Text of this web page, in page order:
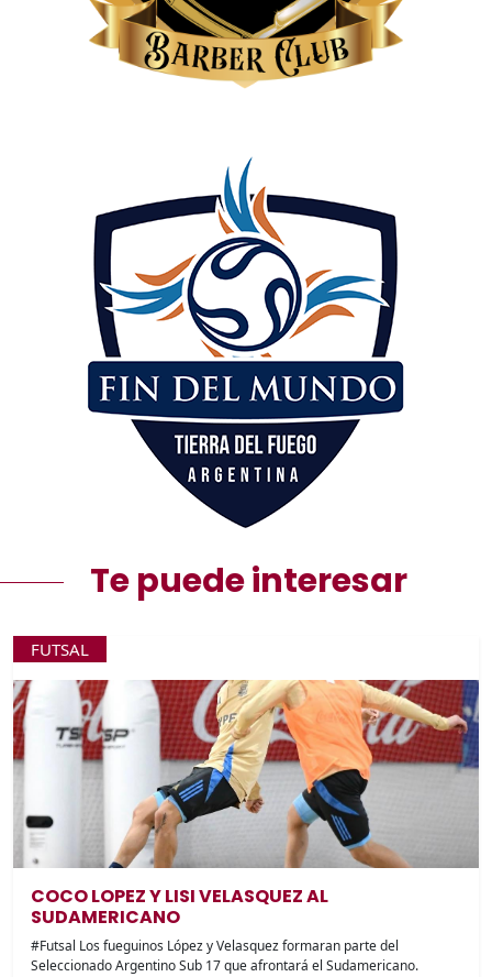
Te puede interesar
FUTSAL
COCO LOPEZ Y LISI VELASQUEZ AL
SUDAMERICANO
#Futsal Los fueguinos López y Velasquez formaran parte del
Seleccionado Argentino Sub 17 que afrontará el Sudamericano.